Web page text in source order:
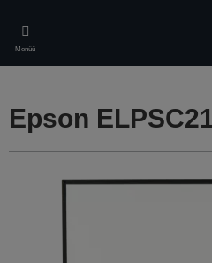
main
content
Menüü
Epson